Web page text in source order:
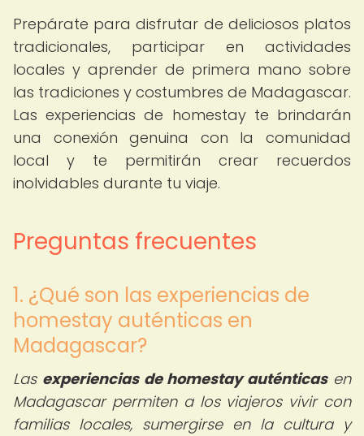
Prepárate para disfrutar de deliciosos platos
tradicionales, participar en actividades
locales y aprender de primera mano sobre
las tradiciones y costumbres de Madagascar.
Las experiencias de homestay te brindarán
una conexión genuina con la comunidad
local y te permitirán crear recuerdos
inolvidables durante tu viaje.
Preguntas frecuentes
1. ¿Qué son las experiencias de
homestay auténticas en
Madagascar?
Las experiencias de homestay auténticasen
Madagascar permiten a los viajeros vivir con
familias locales, sumergirse en la cultura y